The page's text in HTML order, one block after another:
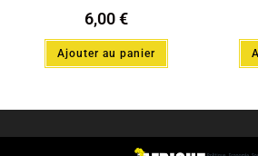
6,00€
Ajouter au panier